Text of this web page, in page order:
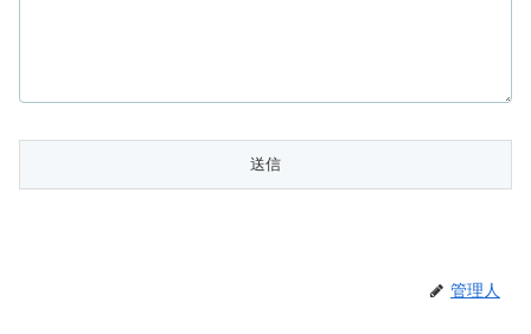
管理人